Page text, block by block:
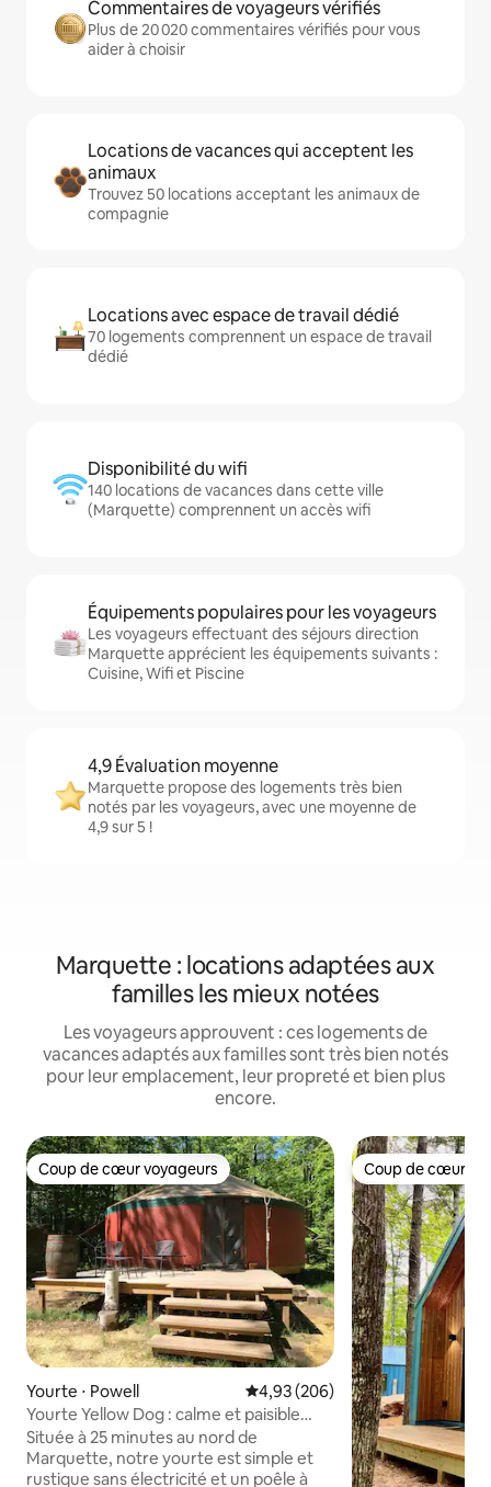
Commentaires de voyageurs vérifiés
Plus de 20 020 commentaires vérifiés pour vous
aider à choisir
Locations de vacances qui acceptent les
animaux
Trouvez 50 locations acceptant les animaux de
compagnie
Locations avec espace de travail dédié
70 logements comprennent un espace de travail
dédié
Disponibilité du wifi
140 locations de vacances dans cette ville
(Marquette) comprennent un accès wifi
Équipements populaires pour les voyageurs
Les voyageurs effectuant des séjours direction
Marquette apprécient les équipements suivants :
Cuisine, Wifi et Piscine
4,9 Évaluation moyenne
Marquette propose des logements très bien
notés par les voyageurs, avec une moyenne de
4,9 sur 5 !
Marquette : locations adaptées aux
familles les mieux notées
Les voyageurs approuvent : ces logements de
vacances adaptés aux familles sont très bien notés
pour leur emplacement, leur propreté et bien plus
encore.
Coup de cœur voyageurs
Coup de cœur voyageurs
Yourte ⋅ Powell Évaluation moyenne sur la
4,93 (206)
Yourte Yellow Dog : calme et paisible
près de Marquette
Située à 25 minutes au nord de
Marquette, notre yourte est simple et
rustique sans électricité et un poêle à
Coup de cœur
Coup de cœur